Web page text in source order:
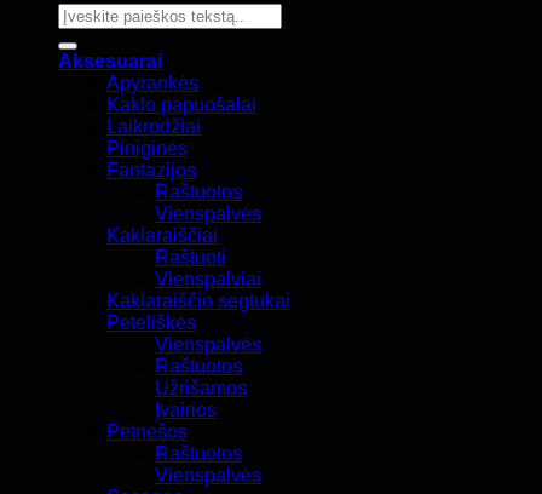
Ieškoti:
Aksesuarai
Apyrankės
Kaklo papuošalai
Laikrodžiai
Piniginės
Fantazijos
Raštuotos
Vienspalvės
Kaklaraiščiai
Raštuoti
Vienspalviai
Kaklaraiščio segtukai
Peteliškės
Vienspalvės
Raštuotos
Užrišamos
Įvairios
Petnešos
Raštuotos
Vienspalvės